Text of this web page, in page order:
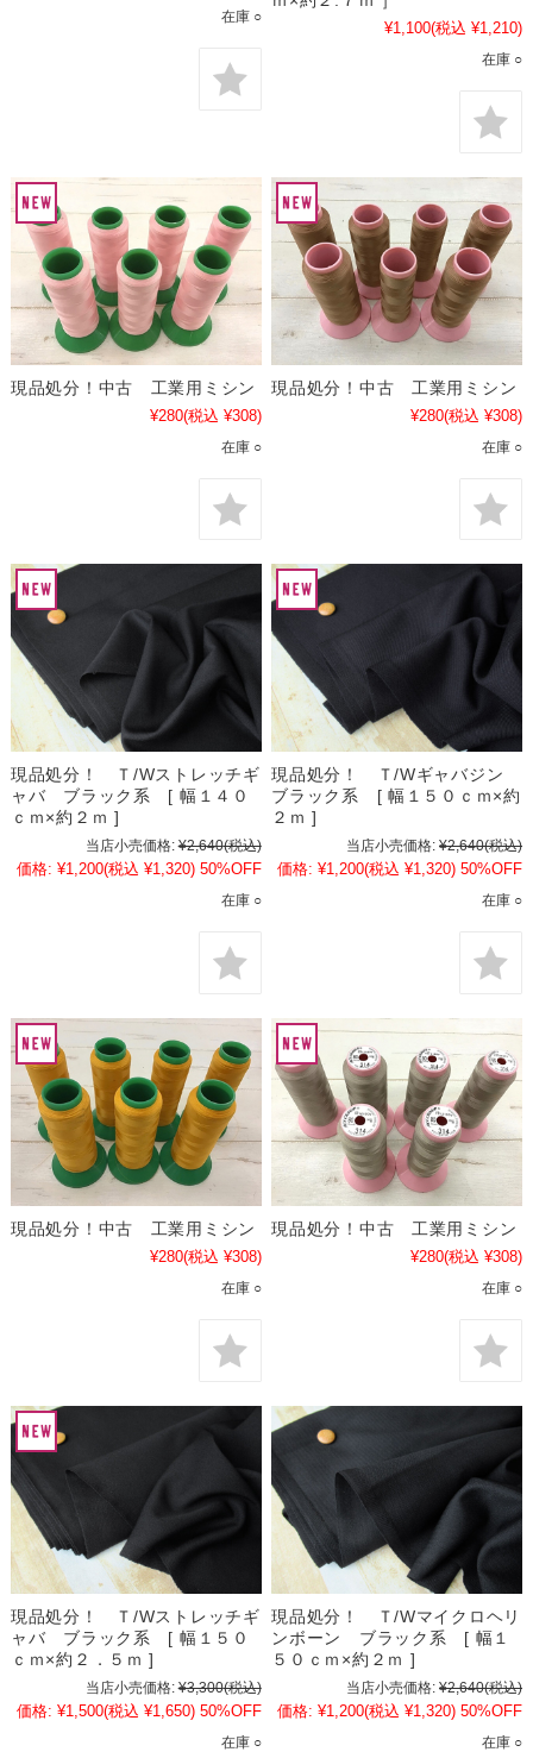
在庫 ○
¥1,100(税込 ¥1,210)
在庫 ○
現品処分！中古 工業用ミシン
¥280(税込 ¥308)
在庫 ○
現品処分！中古 工業用ミシン
¥280(税込 ¥308)
在庫 ○
現品処分！ Ｔ/Wストレッチギ
ャバ ブラック系 [ 幅１４０
ｃｍ×約２ｍ ]
当店小売価格: ¥2,640(税込)
価格: ¥1,200(税込 ¥1,320) 50%OFF
在庫 ○
現品処分！ Ｔ/Wギャバジン
ブラック系 [ 幅１５０ｃｍ×約
２ｍ ]
当店小売価格: ¥2,640(税込)
価格: ¥1,200(税込 ¥1,320) 50%OFF
在庫 ○
現品処分！中古 工業用ミシン
¥280(税込 ¥308)
在庫 ○
現品処分！中古 工業用ミシン
¥280(税込 ¥308)
在庫 ○
現品処分！ Ｔ/Wストレッチギ
ャバ ブラック系 [ 幅１５０
ｃｍ×約２．５ｍ ]
当店小売価格: ¥3,300(税込)
価格: ¥1,500(税込 ¥1,650) 50%OFF
在庫 ○
現品処分！ Ｔ/Wマイクロヘリ
ンボーン ブラック系 [ 幅１
５０ｃｍ×約２ｍ ]
当店小売価格: ¥2,640(税込)
価格: ¥1,200(税込 ¥1,320) 50%OFF
在庫 ○